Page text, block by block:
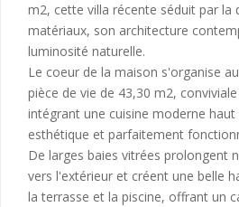
m2, cette villa récente séduit par la
matériaux, son architecture
luminosité naturelle.
Le coeur de la maison s'organise
pièce de vie de 43,30 m2,
intégrant une cuisine moderne
esthétique et parfaitement
De larges baies vitrées prolongent
vers l'extérieur et créent une belle
la terrasse et la piscine, offrant un